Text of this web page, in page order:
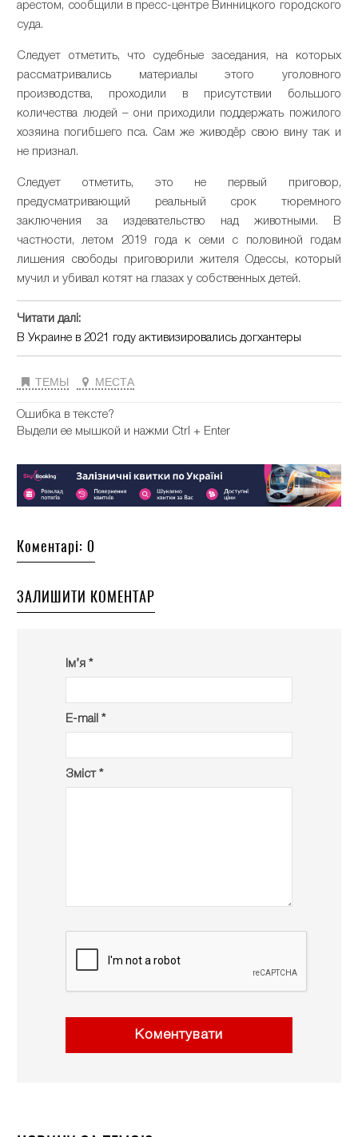
арестом, сообщили в пресс-центре Винницкого городского
суда.
Следует отметить, что судебные заседания, на которых
рассматривались материалы этого уголовного
производства, проходили в присутствии большого
количества людей – они приходили поддержать пожилого
хозяина погибшего пса. Сам же живодёр свою вину так и
не признал.
Следует отметить, это не первый приговор,
предусматривающий реальный срок тюремного
заключения за издевательство над животными. В
частности, летом 2019 года к семи с половиной годам
лишения свободы приговорили жителя Одессы, который
мучил и убивал котят на глазах у собственных детей.
Читати далі:
В Украине в 2021 году активизировались догхантеры
ТЕМЫ МЕСТА
Ошибка в тексте?
Выдели ее мышкой и нажми Ctrl + Enter
Коментарі: 0
ЗАЛИШИТИ КОМЕНТАР
Ім’я *
E-mail *
Зміст *
Коментувати